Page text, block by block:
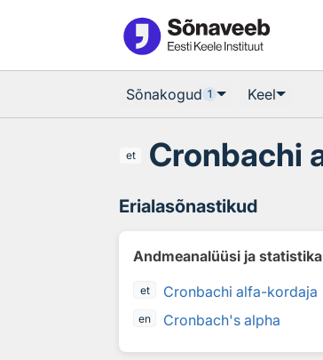
Sõnakogud 1 Keel
et Cronbachi
Erialasõnastikud
Andmeanalüüsi ja
et Cronbachi alfa-kordaja
en Cronbach's alpha